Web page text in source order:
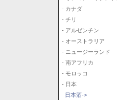
- カナダ
- チリ
- アルゼンチン
- オーストラリア
- ニュージーランド
- 南アフリカ
- モロッコ
- 日本
日本酒->